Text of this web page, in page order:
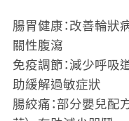
腸胃健康 ：改善輪狀
關性腹瀉
免疫調節 ：減少呼吸
助緩解過敏症狀
腸絞痛 ：部分嬰兒配